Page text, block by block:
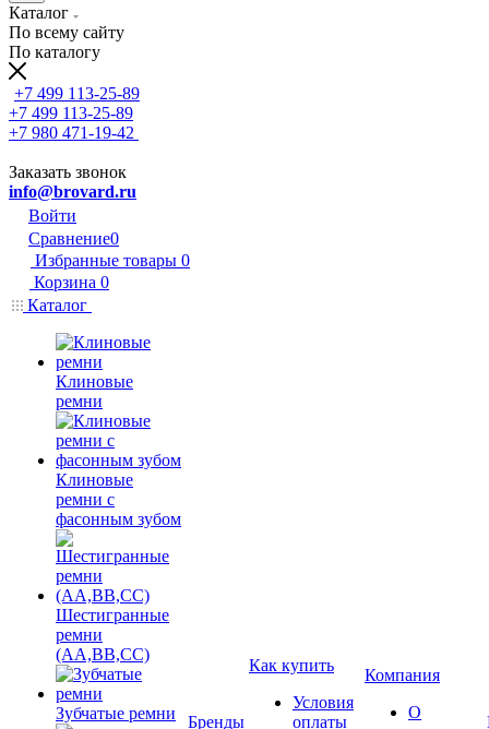
Каталог
По всему сайту
По каталогу
+7 499 113-25-89
+7 499 113-25-89
+7 980 471-19-42
Заказать звонок
info@brovard.ru
Войти
Сравнение0
Избранные товары 0
Корзина 0
Каталог
Клиновые
ремни
Клиновые
ремни с
фасонным зубом
Шестигранные
ремни
(AA,BB,CC)
Зубчатые ремни Бренды
Как купить
Условия
оплаты
Компания
О